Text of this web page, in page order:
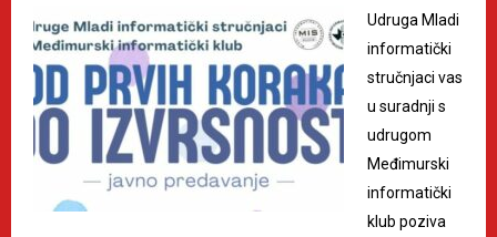
Udruga Mladi
informatički
stručnjaci vas
u suradnji s
udrugom
Međimurski
informatički
klub poziva